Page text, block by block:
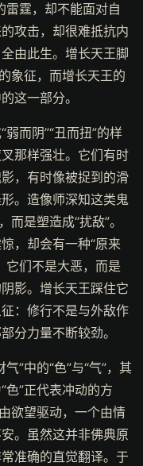
雷霆，却不能面对自
攻击，却很难抵抗内
由此生。增长天王脚
象征，而增长天王的
这一部分。
而阴”“丑而扭”的样
那样强壮。它们有时
，有时像被捉到的滑
。造像师深知这类鬼
是塑造成“扰敌”。
，却会有一种“原来
它们不是大恶，而是
影。增长天王踩住它
：修行不是与外敌作
分力量不断较劲。
”中的“色”与“气”，其
色”正代表冲动的方
欲望驱动，一个由情
。虽然这并非佛典原
准确的直觉翻译。于